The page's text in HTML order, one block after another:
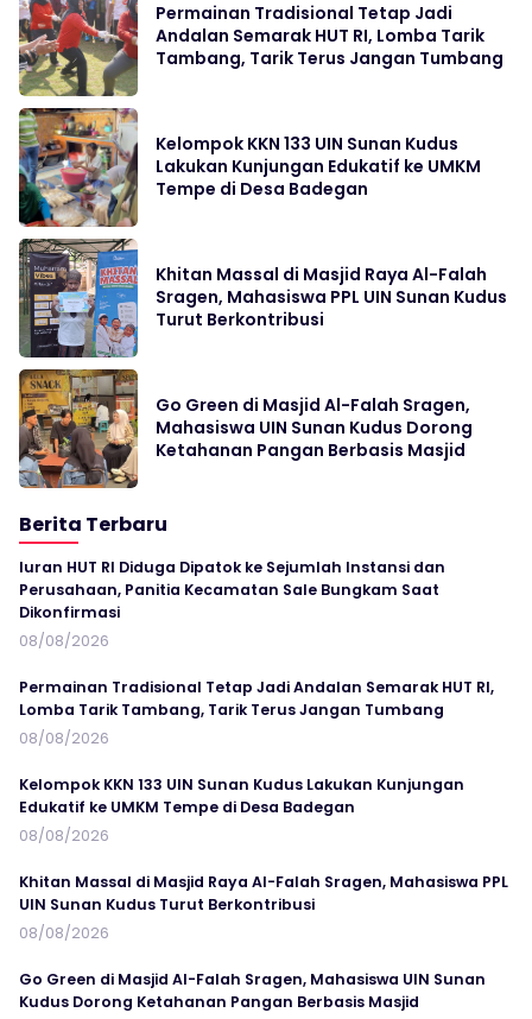
Permainan Tradisional Tetap Jadi
Andalan Semarak HUT RI, Lomba Tarik
Tambang, Tarik Terus Jangan Tumbang
Kelompok KKN 133 UIN Sunan Kudus
Lakukan Kunjungan Edukatif ke UMKM
Tempe di Desa Badegan
Khitan Massal di Masjid Raya Al-Falah
Sragen, Mahasiswa PPL UIN Sunan Kudus
Turut Berkontribusi
Go Green di Masjid Al-Falah Sragen,
Mahasiswa UIN Sunan Kudus Dorong
Ketahanan Pangan Berbasis Masjid
Berita Terbaru
Iuran HUT RI Diduga Dipatok ke Sejumlah Instansi dan
Perusahaan, Panitia Kecamatan Sale Bungkam Saat
Dikonfirmasi
08/08/2026
Permainan Tradisional Tetap Jadi Andalan Semarak HUT RI,
Lomba Tarik Tambang, Tarik Terus Jangan Tumbang
08/08/2026
Kelompok KKN 133 UIN Sunan Kudus Lakukan Kunjungan
Edukatif ke UMKM Tempe di Desa Badegan
08/08/2026
Khitan Massal di Masjid Raya Al-Falah Sragen, Mahasiswa PPL
UIN Sunan Kudus Turut Berkontribusi
08/08/2026
Go Green di Masjid Al-Falah Sragen, Mahasiswa UIN Sunan
Kudus Dorong Ketahanan Pangan Berbasis Masjid